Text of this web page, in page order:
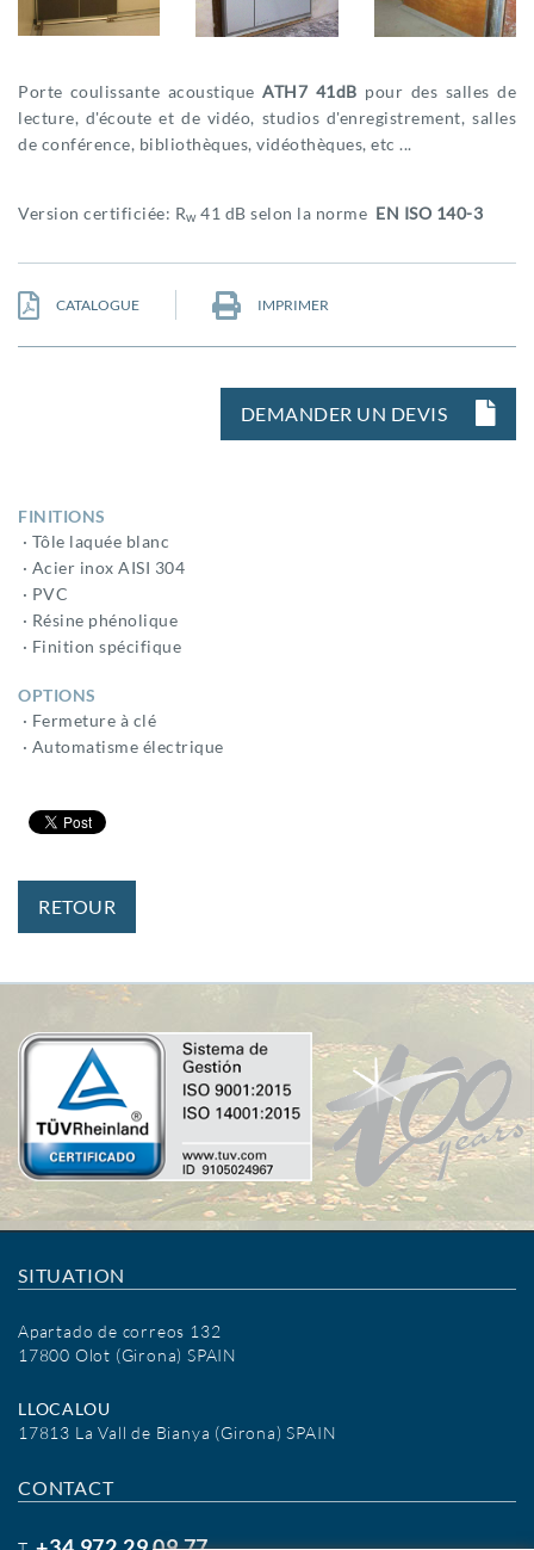
Porte coulissante acoustiqueATH7 41dB pour des salles de
lecture, d'écoute et de vidéo, studios d'enregistrement, salles
de conférence, bibliothèques, vidéothèques, etc ...
Version certificiée: Rw41 dB selon la norme EN ISO 140-3
CATALOGUE IMPRIMER
DEMANDER UN DEVIS
FINITIONS
· Tôle laquée blanc
· Acier inox AISI 304
· PVC
· Résine phénolique
· Finition spécifique
OPTIONS
· Fermeture à clé
· Automatisme électrique
RETOUR
SITUATION
Apartado de correos 132
17800 Olot (Girona) SPAIN
LLOCALOU
17813 La Vall de Bianya (Girona) SPAIN
CONTACT